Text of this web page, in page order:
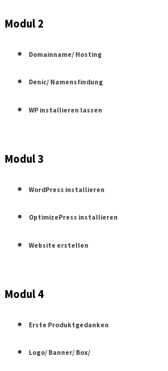
Modul 2
Domainname/ Hosting
Denic/ Namensfindung
WP installieren lassen
Modul 3
WordPress installieren
OptimizePress installieren
Website erstellen
Modul 4
Erste Produktgedanken
Logo/ Banner/ Box/